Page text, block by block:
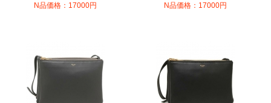
N品価格：17000円
N品価格：17000円